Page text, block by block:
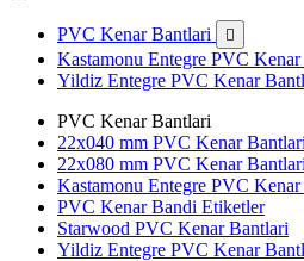
PVC Kenar Bantlari 
Kastamonu Entegre PVC
Yildiz Entegre PVC Kenar
PVC Kenar Bantlari
22x040 mm PVC Kenar Bantlari
22x080 mm PVC Kenar Bantlari
Kastamonu Entegre PVC
PVC Kenar Bandi Etiketler
Starwood PVC Kenar Bantlari
Yildiz Entegre PVC Kenar